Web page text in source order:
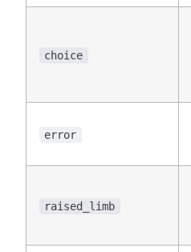
choice
error
raised_limb